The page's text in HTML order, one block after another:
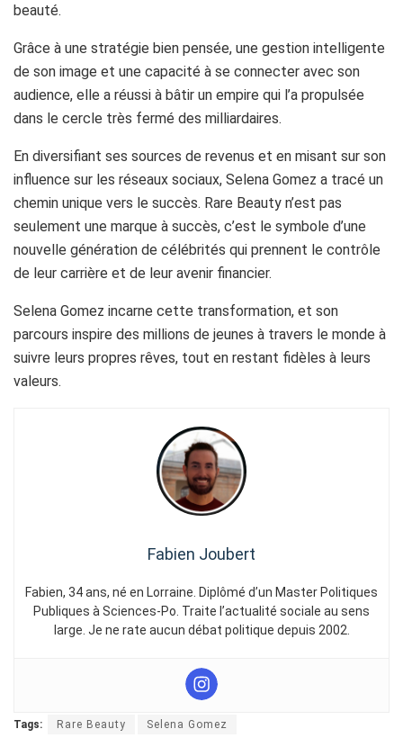
beauté.
Grâce à une stratégie bien pensée, une gestion intelligente
de son image et une capacité à se connecter avec son
audience, elle a réussi à bâtir un empire qui l’a propulsée
dans le cercle très fermé des milliardaires.
En diversifiant ses sources de revenus et en misant sur son
influence sur les réseaux sociaux, Selena Gomez a tracé un
chemin unique vers le succès. Rare Beauty n’est pas
seulement une marque à succès, c’est le symbole d’une
nouvelle génération de célébrités qui prennent le contrôle
de leur carrière et de leur avenir financier.
Selena Gomez incarne cette transformation, et son
parcours inspire des millions de jeunes à travers le monde à
suivre leurs propres rêves, tout en restant fidèles à leurs
valeurs.
Fabien Joubert
Fabien, 34 ans, né en Lorraine. Diplômé d’un Master Politiques
Publiques à Sciences-Po. Traite l’actualité sociale au sens
large. Je ne rate aucun débat politique depuis 2002.
Tags: Rare Beauty Selena Gomez